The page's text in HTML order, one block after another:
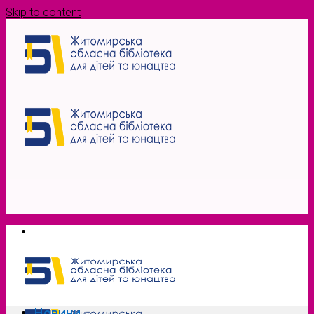
Skip to content